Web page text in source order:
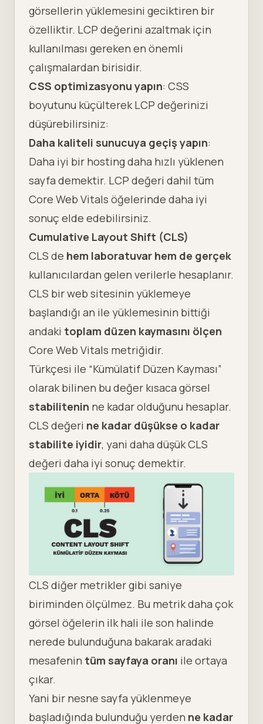
görsellerin yüklemesini geciktiren bir
özelliktir. LCP değerini azaltmak için
kullanılması gereken en önemli
çalışmalardan birisidir.
CSS optimizasyonu yapın: CSS
boyutunu küçülterek LCP değerinizi
düşürebilirsiniz:
Daha kaliteli sunucuya geçiş yapın:
Daha iyi bir hosting daha hızlı yüklenen
sayfa demektir. LCP değeri dahil tüm
Core Web Vitals öğelerinde daha iyi
sonuç elde edebilirsiniz.
Cumulative Layout Shift (CLS)
CLS de hem laboratuvar hem de gerçek
kullanıcılardan gelen verilerle hesaplanır.
CLS bir web sitesinin yüklemeye
başlandığı an ile yüklemesinin bittiği
andaki toplam düzen kaymasını ölçen
Core Web Vitals metriğidir.
Türkçesi ile “Kümülatif Düzen Kayması”
olarak bilinen bu değer kısaca görsel
stabilitenin ne kadar olduğunu hesaplar.
CLS değeri ne kadar düşükse o kadar
stabilite iyidir, yani daha düşük CLS
değeri daha iyi sonuç demektir.
CLS diğer metrikler gibi saniye
biriminden ölçülmez. Bu metrik daha çok
görsel öğelerin ilk hali ile son halinde
nerede bulunduğuna bakarak aradaki
mesafenin tüm sayfaya oranı ile ortaya
çıkar.
Yani bir nesne sayfa yüklenmeye
başladığında bulunduğu yerden ne kadar